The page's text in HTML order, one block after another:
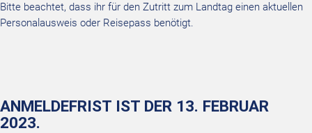
Bitte beachtet, dass ihr für den Zutritt zum Landtag einen aktuellen
Personalausweis oder Reisepass benötigt.
ANMELDEFRIST IST DER 13. FEBRUAR
2023.